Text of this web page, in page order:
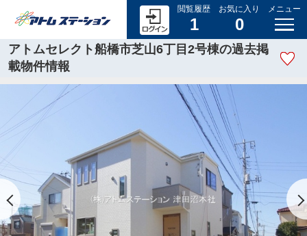
閲覧履歴
1
お気に入り
0
メニュー
アトムセレクト船橋市芝山6丁目2号棟の過去掲
載物件情報